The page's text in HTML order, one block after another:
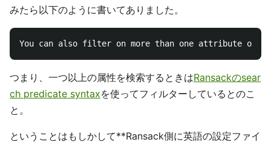
みたら以下のように書いてありました。
つまり、一つ以上の属性を検索するときはRansackのsear
ch predicate syntaxを使ってフィルターしているとのこ
と。
ということはもしかして**Ransack側に英語の設定ファイ